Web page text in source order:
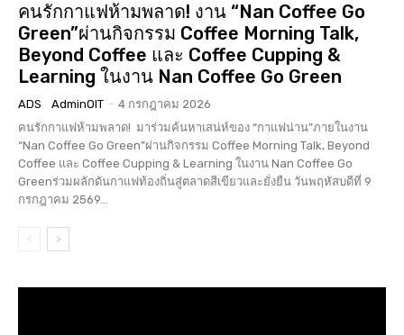
คนรักกาแฟห้ามพลาด! งาน “Nan Coffee Go
Green”ผ่านกิจกรรม Coffee Morning Talk,
Beyond Coffee และ Coffee Cupping &
Learning ในงาน Nan Coffee Go Green
ADS AdminOIT - 4 กรกฎาคม 2026
คนรักกาแฟห้ามพลาด! มาร่วมค้นหาเสน่ห์ของ “กาแฟน่าน”ภายในงาน
“Nan Coffee Go Green”ผ่านกิจกรรม Coffee Morning Talk, Beyond
Coffee และ Coffee Cupping & Learning ในงาน Nan Coffee Go
Greenร่วมผลักดันกาแฟท้องถิ่นสู่ตลาดสีเขียวและยั่งยืน วันพฤหัสบดีที่ 9
กรกฎาคม 2569...